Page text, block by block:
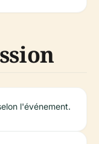
l'événement.